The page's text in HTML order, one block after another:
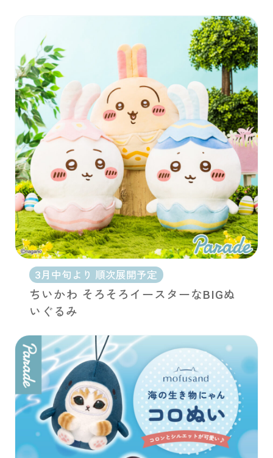
3月中旬より 順次展開予定
ちいかわ そろそろイースターなBIGぬ
いぐるみ